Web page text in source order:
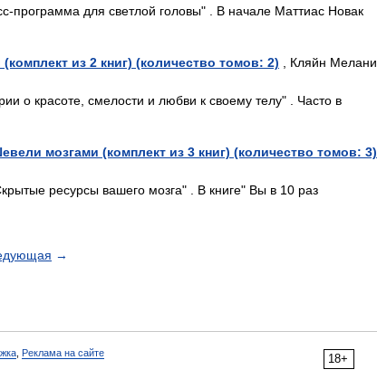
программа для светлой головы" . В начале Маттиас Новак
из 2 книг) (количество томов: 2) , Кляйн Мелани
о красоте, смелости и любви к своему телу" . Часто в
мозгами (комплект из 3 книг) (количество томов: 3)
ресурсы вашего мозга" . В книге" Вы в 10 раз
→
18+
Реклама на сайте